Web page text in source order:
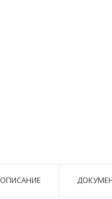
ОПИСАНИЕ